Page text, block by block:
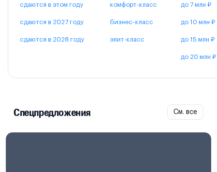
сдаются в этом году
сдаются в 2027 году
сдаются в 2028 году
комфорт-класс
бизнес-класс
элит-класс
до 7 млн ₽
до 10 млн ₽
до 15 млн ₽
до 20 млн ₽
Спецпредложения См. все